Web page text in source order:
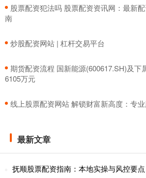
股票配资犯法吗 股票配资资讯网：最新
南
​炒股配资网站 | 杠杆交易平台
期货配资流程 国新能源(600617.SH)及下
6105万元
线上股票配资网站 解锁财富新高度：专
最新文章
抚顺股票配资指南：本地实操与风控要点